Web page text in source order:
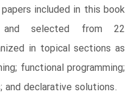
included in this book
and selected from 22
in topical sections as
functional programming;
and declarative solutions.